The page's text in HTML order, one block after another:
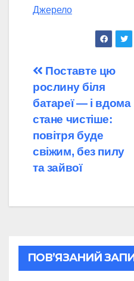
Джерело
Навігація
записів
Поставте цю
рослину біля
батареї — і вдома
стане чистіше:
повітря буде
свіжим, без пилу
та зайвої
ПОВ’ЯЗАНИЙ